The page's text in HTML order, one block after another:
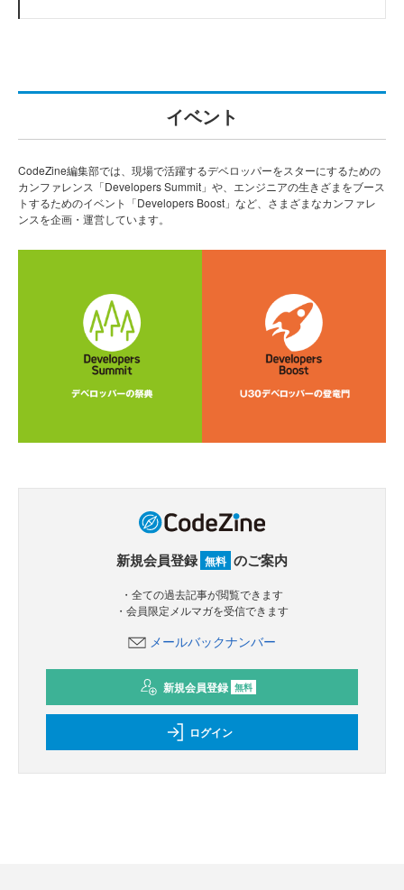
イベント
CodeZine編集部では、現場で活躍するデベロッパーをスターにするための
カンファレンス「Developers Summit」や、エンジニアの生きざまをブース
トするためのイベント「Developers Boost」など、さまざまなカンファレ
ンスを企画・運営しています。
新規会員登録 無料 のご案内
・全ての過去記事が閲覧できます
・会員限定メルマガを受信できます
メールバックナンバー
新規会員登録 無料
ログイン